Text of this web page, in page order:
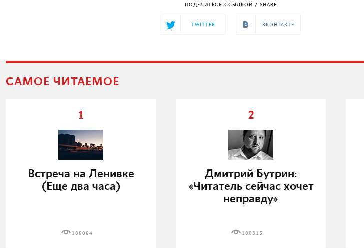
ПОДЕЛИТЬСЯ ССЫЛКОЙ / SHARE
TWITTER ВКОНТАКТЕ
САМОЕ ЧИТАЕМОЕ
1
Встреча на Ленивке
(Еще два часа)
186064
2
Дмитрий Бутрин:
«Читатель сейчас хочет
неправду»
180315